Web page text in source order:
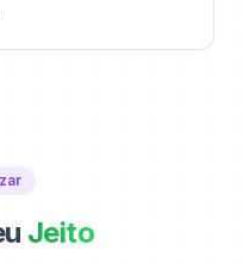
Jeito